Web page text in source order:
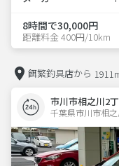
8時間で30,000円
距離料金 400円/10km
餌繁釣具店から
市川市相之川2
千葉県市川市相